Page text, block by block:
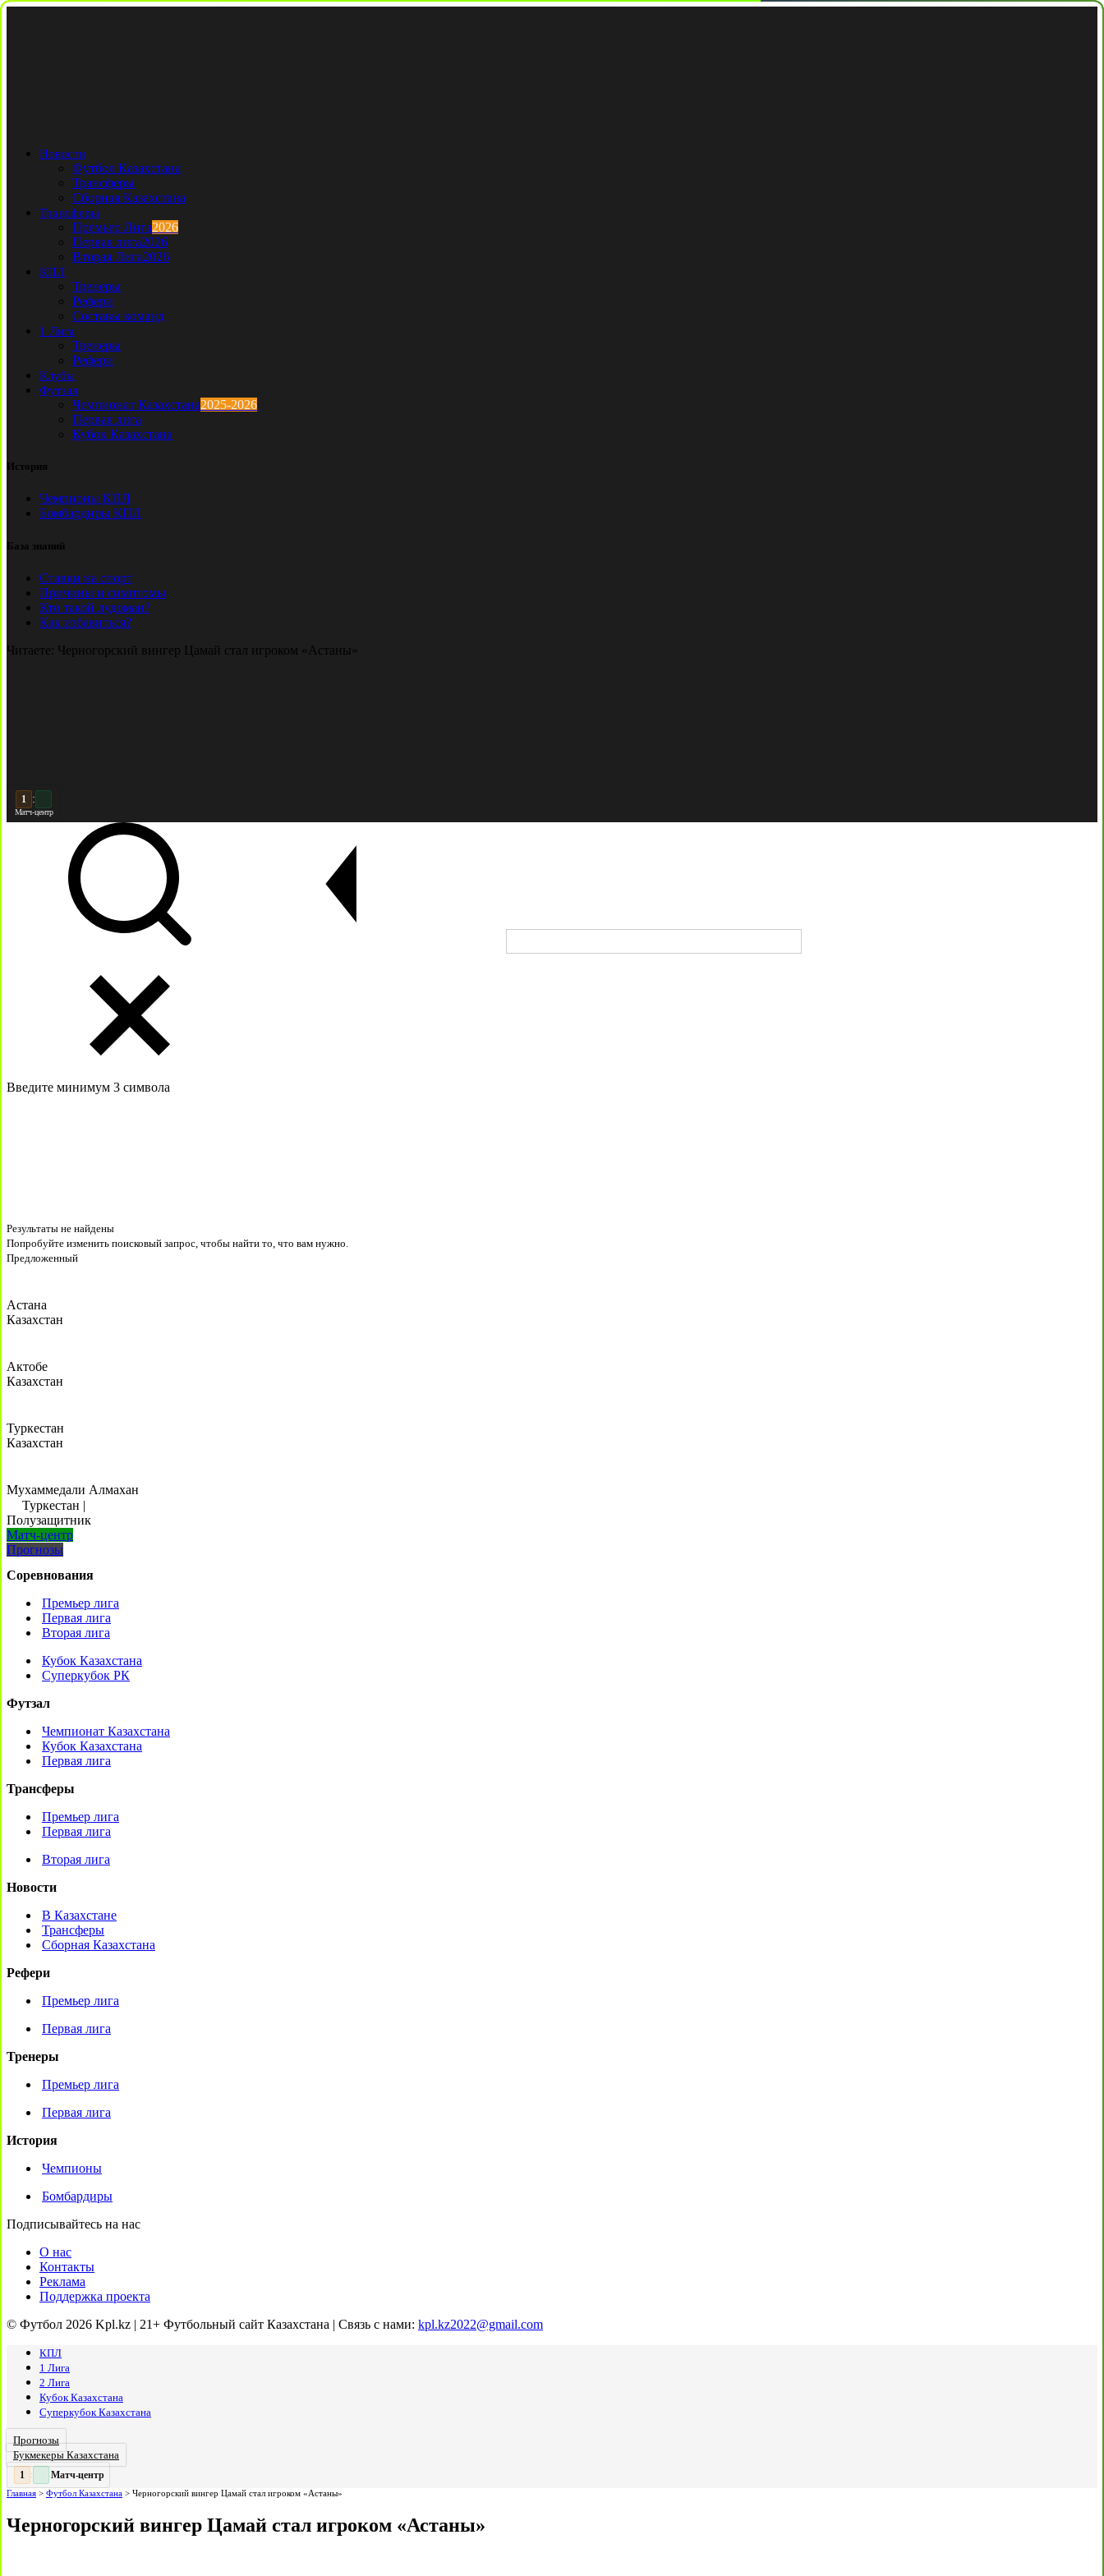
Новости
Футбол Казахстана
Трансферы
Сборная Казахстана
Трансферы
Премьер Лига2026
Первая лига2026
Вторая Лига2026
КПЛ
Тренеры
Рефери
Составы команд
1 Лига
Тренеры
Рефери
Клубы
Футзал
Чемпионат Казахстана2025-2026
Первая лига
Кубок Казахстана
История
Чемпионы КПЛ
Бомбардиры КПЛ
База знаний
Ставки на спорт
Причины и симптомы
Кто такой лудоман?
Как избавиться?
Читаете: Черногорский вингер Цамай стал игроком «Астаны»
2 :
Матч-центр
Введите минимум 3 символа
Результаты не найдены
Попробуйте изменить поисковый запрос, чтобы найти то, что вам нужно.
Предложенный
Астана
Казахстан
Актобе
Казахстан
Туркестан
Казахстан
Мухаммедали Алмахан
Туркестан |
Полузащитник
Матч-центр
Прогнозы
Соревнования
Премьер лига
Первая лига
Вторая лига
Кубок Казахстана
Суперкубок РК
Футзал
Чемпионат Казахстана
Кубок Казахстана
Первая лига
Трансферы
Премьер лига
Первая лига
Вторая лига
Новости
В Казахстане
Трансферы
Сборная Казахстана
Рефери
Премьер лига
Первая лига
Тренеры
Премьер лига
Первая лига
История
Чемпионы
Бомбардиры
Подписывайтесь на нас
О нас
Контакты
Реклама
Поддержка проекта
© Футбол 2026 Kpl.kz | 21+ Футбольный сайт Казахстана | Связь с нами: kpl.kz2022@gmail.com
КПЛ
1 Лига
2 Лига
Кубок Казахстана
Суперкубок Казахстана
Прогнозы
Букмекеры Казахстана
2 : Матч-центр
Главная > Футбол Казахстана > Черногорский вингер Цамай стал игроком «Астаны»
Черногорский вингер Цамай стал игроком «Астаны»